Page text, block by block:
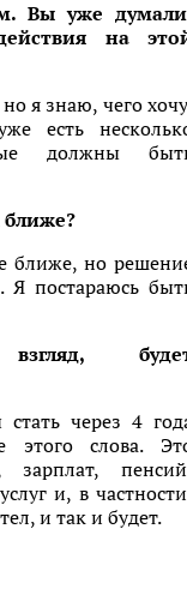
. Вы уже
на
я знаю, чего
есть
должны
ближе?
ближе, но
Я постараюсь
через 4
этого слова.
зарплат,
и, в
и так и будет.